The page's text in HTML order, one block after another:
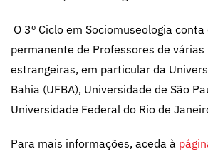
O 3º Ciclo em Sociomuseologia
permanente de Professores de várias
estrangeiras, em particular da
Bahia (UFBA), Universidade de São
Universidade Federal do Rio de
Para mais informações, aceda à